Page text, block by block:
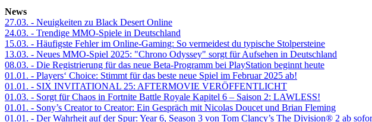
News
27.03. - Neuigkeiten zu Black Desert Online
24.03. - Trendige MMO-Spiele in Deutschland
15.03. - Häufigste Fehler im Online-Gaming: So vermeidest du typische Stolpersteine
13.03. - Neues MMO-Spiel 2025: "Chrono Odyssey" sorgt für Aufsehen in Deutschland
08.03. - Die Registrierung für das neue Beta-Programm bei PlayStation beginnt heute
01.01. - Players‘ Choice: Stimmt für das beste neue Spiel im Februar 2025 ab!
01.01. - SIX INVITATIONAL 25: AFTERMOVIE VERÖFFENTLICHT
01.03. - Sorgt für Chaos in Fortnite Battle Royale Kapitel 6 – Saison 2: LAWLESS!
01.01. - Sony’s Creator to Creator: Ein Gespräch mit Nicolas Doucet und Brian Fleming
01.01. - Der Wahrheit auf der Spur: Year 6, Season 3 von Tom Clancy’s The Division® 2 ab